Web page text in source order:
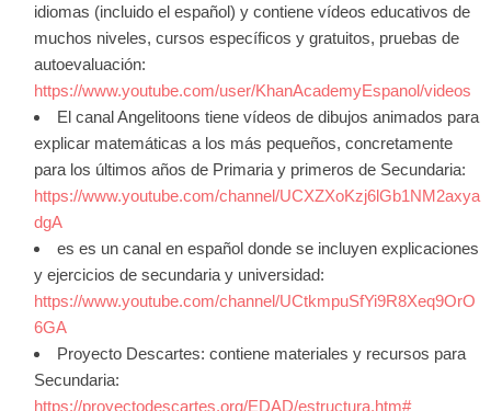
idiomas (incluido el español) y contiene vídeos educativos de
muchos niveles, cursos específicos y gratuitos, pruebas de
autoevaluación:
https://www.youtube.com/user/KhanAcademyEspanol/videos
El canal Angelitoons tiene vídeos de dibujos animados para
explicar matemáticas a los más pequeños, concretamente
para los últimos años de Primaria y primeros de Secundaria:
https://www.youtube.com/channel/UCXZXoKzj6lGb1NM2axya
dgA
es es un canal en español donde se incluyen explicaciones
y ejercicios de secundaria y universidad:
https://www.youtube.com/channel/UCtkmpuSfYi9R8Xeq9OrO
6GA
Proyecto Descartes: contiene materiales y recursos para
Secundaria:
https://proyectodescartes.org/EDAD/estructura.htm#